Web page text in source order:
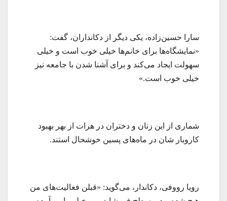
سارا حسین‌زاده، یکی دیگر از دکانداران، گفت:
«نمایشگاه‌ها برای خانم‌ها خیلی خوب است و خیلی
سهولت‌ ایجاد می‌کند و برای آشنا شدن با جامعه نیز
خیلی خوب است.»
شماری از این زنان و دختران در هرات از بهر بهبود
کاروبار شان در ماه‌های پسین خوشحال استند.
رویا رووفی، دکاندار، می‌گوید: «قبلن فعالیت‌های من